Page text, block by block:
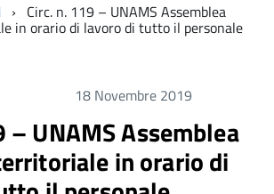
Circ. n. 119 – UNAMS Assemblea
in orario di lavoro di tutto il personale
18 Novembre 2019
– UNAMS Assemblea
in orario di